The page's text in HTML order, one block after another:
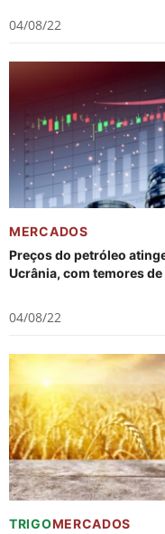
04/08/22
MERCADOS
Preços do petróleo
Ucrânia, com temores
04/08/22
TRIGOMERCADOS